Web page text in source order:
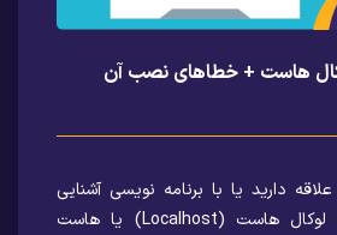
هاست + خطاهای نصب آن
دارید یا با برنامه نویسی آشنایی
دارید طبیعتاً، عبارت لوکال هاست (Localhost) یا هاست